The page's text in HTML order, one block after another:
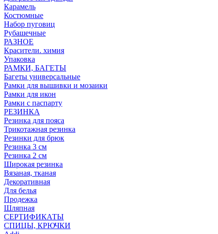
Карамель
Костюмные
Набор пуговиц
Рубашечные
РАЗНОЕ
Красители. химия
Упаковка
РАМКИ, БАГЕТЫ
Багеты универсальные
Рамки для вышивки и мозаики
Рамки для икон
Рамки с паспарту
РЕЗИНКА
Резинка для пояса
Трикотажная резинка
Резинки для брюк
Резинка 3 см
Резинка 2 см
Широкая резинка
Вязаная, тканая
Декоративная
Для белья
Продежка
Шляпная
СЕРТИФИКАТЫ
СПИЦЫ, КРЮЧКИ